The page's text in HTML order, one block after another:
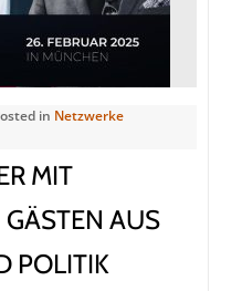
in Netzwerke
MIT
AUS
POLITIK